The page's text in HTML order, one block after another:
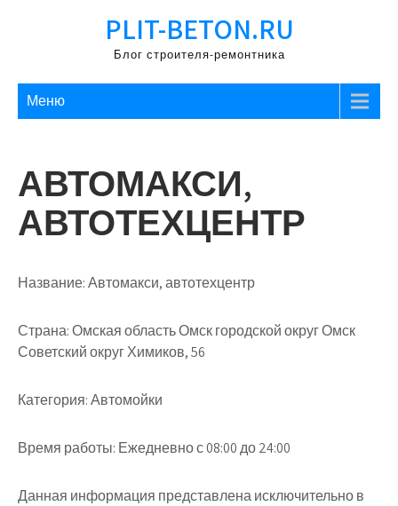
PLIT-BETON.RU
Блог строителя-ремонтника
Меню
АВТОМАКСИ,
АВТОТЕХЦЕНТР
Название:Автомакси, автотехцентр
Страна:Омская область Омск городской округ Омск
Советский округ Химиков, 56
Категория:Автомойки
Время работы: Ежедневно с 08:00 до 24:00
Данная информация представлена исключительно в